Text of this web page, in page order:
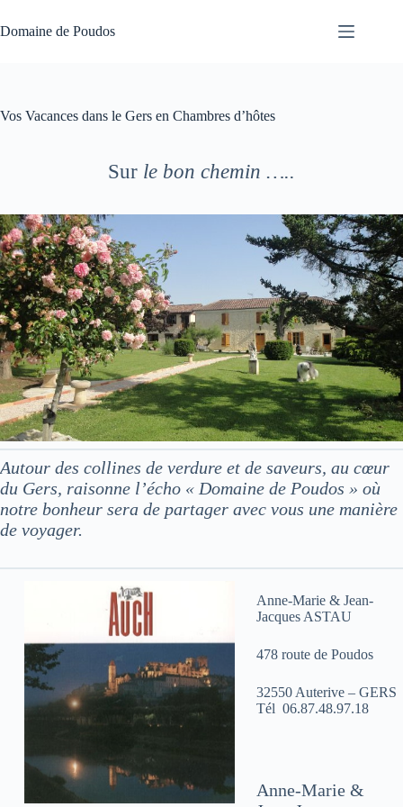
au
contenu
Domaine de Poudos
Vos Vacances dans le Gers en Chambres d’hôtes
Sur le bon chemin …..
Autour des collines de verdure et de saveurs, au cœur
du Gers, raisonne l’écho « Domaine de Poudos » où
notre bonheur sera de partager avec vous une manière
de voyager.
Anne-Marie & Jean-
Jacques ASTAU
478 route de Poudos
32550 Auterive – GERS
Tél 06.87.48.97.18
Anne-Marie &